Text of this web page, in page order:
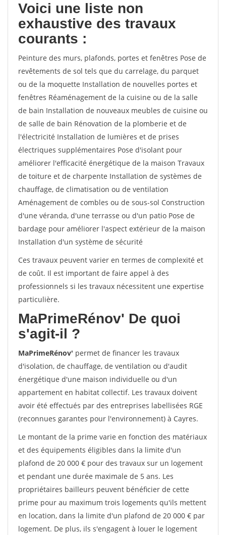
Voici une liste non
exhaustive des travaux
courants :
Peinture des murs, plafonds, portes et fenêtres Pose de
revêtements de sol tels que du carrelage, du parquet
ou de la moquette Installation de nouvelles portes et
fenêtres Réaménagement de la cuisine ou de la salle
de bain Installation de nouveaux meubles de cuisine ou
de salle de bain Rénovation de la plomberie et de
l'électricité Installation de lumières et de prises
électriques supplémentaires Pose d'isolant pour
améliorer l'efficacité énergétique de la maison Travaux
de toiture et de charpente Installation de systèmes de
chauffage, de climatisation ou de ventilation
Aménagement de combles ou de sous-sol Construction
d'une véranda, d'une terrasse ou d'un patio Pose de
bardage pour améliorer l'aspect extérieur de la maison
Installation d'un système de sécurité
Ces travaux peuvent varier en termes de complexité et
de coût. Il est important de faire appel à des
professionnels si les travaux nécessitent une expertise
particulière.
MaPrimeRénov' De quoi
s'agit-il ?
MaPrimeRénov' permet de financer les travaux
d'isolation, de chauffage, de ventilation ou d'audit
énergétique d'une maison individuelle ou d'un
appartement en habitat collectif. Les travaux doivent
avoir été effectués par des entreprises labellisées RGE
(reconnues garantes pour l'environnement) à Cayres.
Le montant de la prime varie en fonction des matériaux
et des équipements éligibles dans la limite d'un
plafond de 20 000 € pour des travaux sur un logement
et pendant une durée maximale de 5 ans. Les
propriétaires bailleurs peuvent bénéficier de cette
prime pour au maximum trois logements qu'ils mettent
en location, dans la limite d'un plafond de 20 000 € par
logement. De plus, ils s'engagent à louer le logement